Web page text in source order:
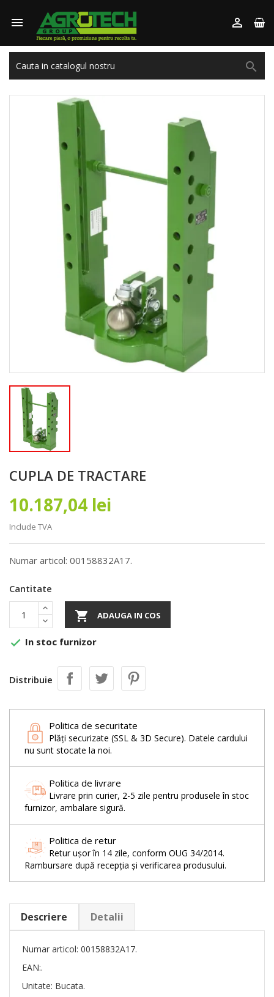
 

CUPLA DE TRACTARE
10.187,04 lei
Include TVA
Numar articol: 00158832A17.
Cantitate
 ADAUGA IN COS
 In stoc furnizor
Distribuie
Politica de securitate
Plăți securizate (SSL & 3D Secure). Datele cardului
nu sunt stocate la noi.
Politica de livrare
Livrare prin curier, 2-5 zile pentru produsele în stoc
furnizor, ambalare sigură.
Politica de retur
Retur ușor în 14 zile, conform OUG 34/2014.
Rambursare după recepția și verificarea produsului.
Descriere Detalii
Numar articol: 00158832A17.
EAN:.
Unitate: Bucata.